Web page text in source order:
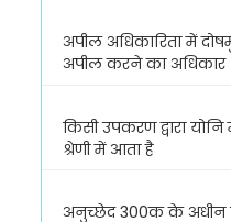
अपील अधिकारिता में
अपील करने का अधिकार
किसी उपकरण द्वारा
श्रेणी में आता है
अनुच्छेद 300क के अधीन